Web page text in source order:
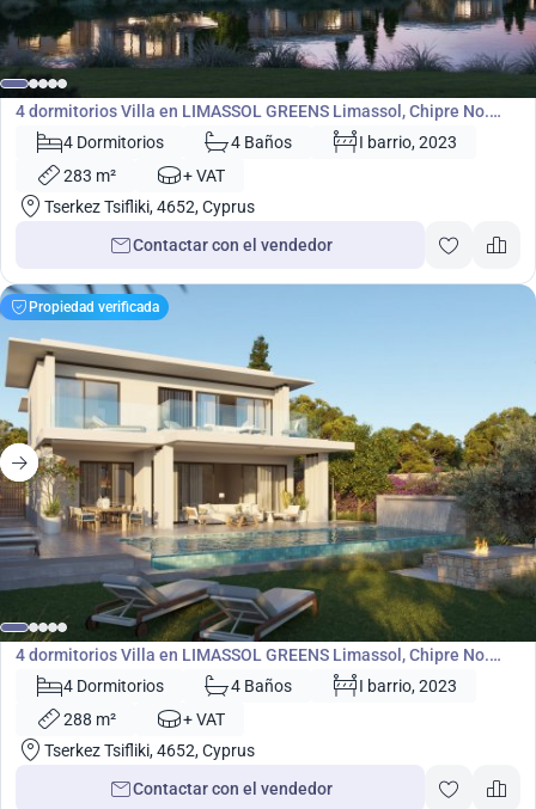
€1 830 000
Villa
4 dormitorios Villa en LIMASSOL GREENS Limassol, Chipre No.
5297 4 Dormitorios 4 Baños
I barrio, 2023
283 m²
+ VAT
Tserkez Tsifliki, 4652, Cyprus
Contactar con el vendedor
Propiedad verificada
€1 680 000
Villa
4 dormitorios Villa en LIMASSOL GREENS Limassol, Chipre No.
5299 4 Dormitorios 4 Baños
I barrio, 2023
288 m²
+ VAT
Tserkez Tsifliki, 4652, Cyprus
Contactar con el vendedor